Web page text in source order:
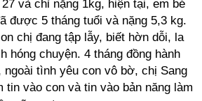
và chỉ nặng 1kg, hiện tại, em bé
được 5 tháng tuổi và nặng 5,3 kg.
chị đang tập lẫy, biết hờn dỗi, la
hóng chuyện. 4 tháng đồng hành
ngoài tình yêu con vô bờ, chị Sang
tin vào con và tin vào bản năng làm